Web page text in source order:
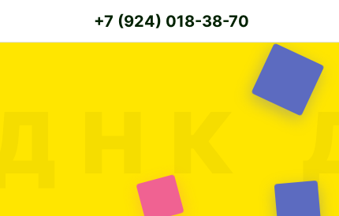
+7 (924) 018-38-70